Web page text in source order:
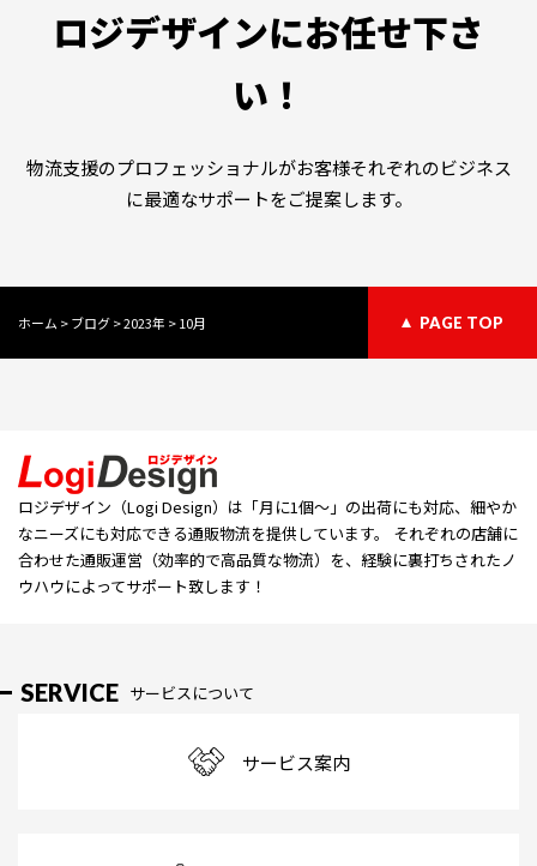
ロジデザインにお任せ下さ
い！
物流支援のプロフェッショナルがお客様それぞれのビジネス
に最適なサポートをご提案します。
ホーム >ブログ>2023年 >10月 PAGE TOP
ロジデザイン（Logi Design）は「⽉に1個〜」の出荷にも対応、細やか
なニーズにも対応できる通販物流を提供しています。 それぞれの店舗に
合わせた通販運営（効率的で高品質な物流）を、経験に裏打ちされたノ
ウハウによってサポート致します！
SERVICE サービスについて
サービス案内